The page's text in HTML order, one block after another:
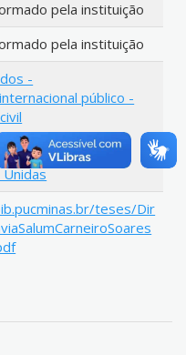
pela instituição
pela instituição
-
público -
internacionais
migração
Unidas
teses/Dir